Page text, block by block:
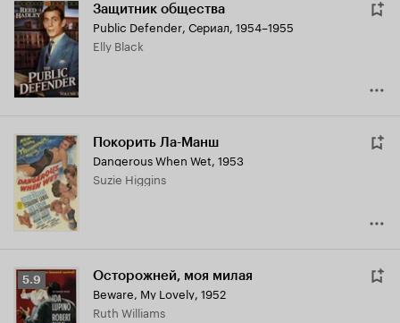
Защитник общества
Public Defender, Сериал, 1954–1955
Elly Black
Покорить Ла-Манш
Dangerous When Wet, 1953
Suzie Higgins
Рейтинг
Кинопоиска
5.9
5.9 Осторожней, моя милая
Beware, My Lovely, 1952
Ruth Williams